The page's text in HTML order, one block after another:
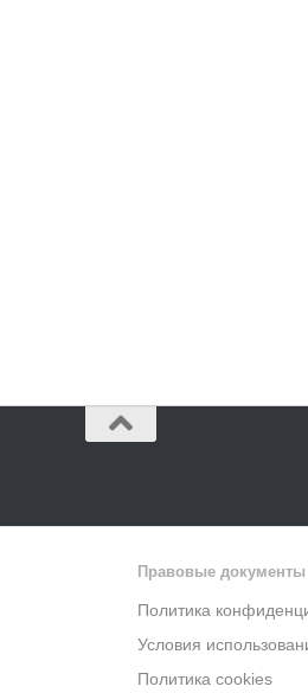
Правовые документы
Политика
Условия
Политика cookies